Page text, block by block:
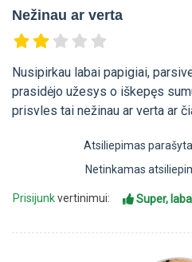
Nežinau ar verta
Nusipirkau labai papigiai,
prasidėjo užesys o iškepęs
prisvles tai nežinau ar verta ar
Atsiliepimas
Netinkamas
Prisijunkvertinimui: Super,